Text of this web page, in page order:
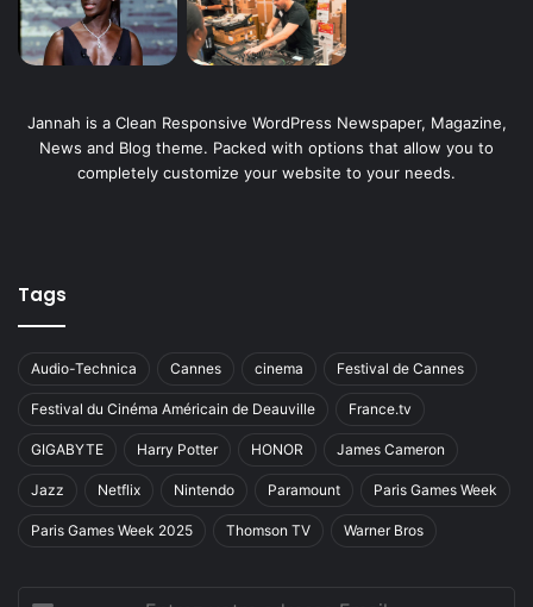
Jannah is a Clean Responsive WordPress Newspaper, Magazine,
News and Blog theme. Packed with options that allow you to
completely customize your website to your needs.
Tags
Audio-Technica Cannes cinema Festival de Cannes
Festival du Cinéma Américain de Deauville France.tv
GIGABYTE Harry Potter HONOR James Cameron
Jazz Netflix Nintendo Paramount Paris Games Week
Paris Games Week 2025 Thomson TV Warner Bros